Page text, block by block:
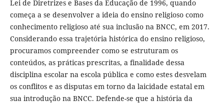
Lei de Diretrizes e Bases da Educação de 1996, quando
começa a se desenvolver a ideia do ensino religioso como
conhecimento religioso até sua inclusão na BNCC, em 2017.
Considerando essa trajetória histórica do ensino religioso,
procuramos compreender como se estruturam os
conteúdos, as práticas prescritas, a finalidade dessa
disciplina escolar na escola pública e como estes desvelam
os conflitos e as disputas em torno da laicidade estatal em
sua introdução na BNCC. Defende-se que a história da